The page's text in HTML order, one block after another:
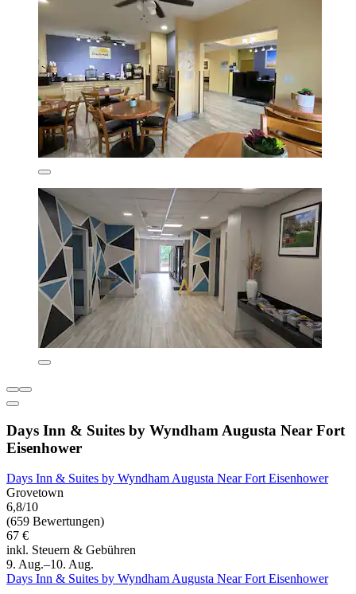
Days Inn & Suites by Wyndham Augusta Near Fort
Eisenhower
Days Inn & Suites by Wyndham Augusta Near Fort Eisenhower
Grovetown
6,8/10
(659 Bewertungen)
67 €
inkl. Steuern & Gebühren
9. Aug.–10. Aug.
Days Inn & Suites by Wyndham Augusta Near Fort Eisenhower